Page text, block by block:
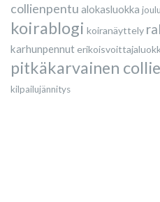
collienpentu alokasluokka
koirablogi koiranäyttely
karhunpennut
pitkäkarvainen collie
kilpailujännitys